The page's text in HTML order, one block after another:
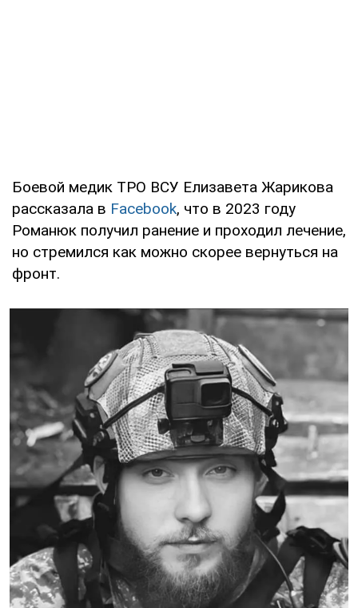
Боевой медик ТРО ВСУ Елизавета Жарикова
рассказала в Facebook, что в 2023 году
Романюк получил ранение и проходил лечение,
но стремился как можно скорее вернуться на
фронт.